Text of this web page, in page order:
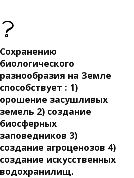
Сохранению
биологического
разнообразия на Земле
способствует : 1)
орошение засушливых
земель 2) создание
биосферных
заповедников 3)
создание агроценозов 4)
создание искусственных
водохранилищ.